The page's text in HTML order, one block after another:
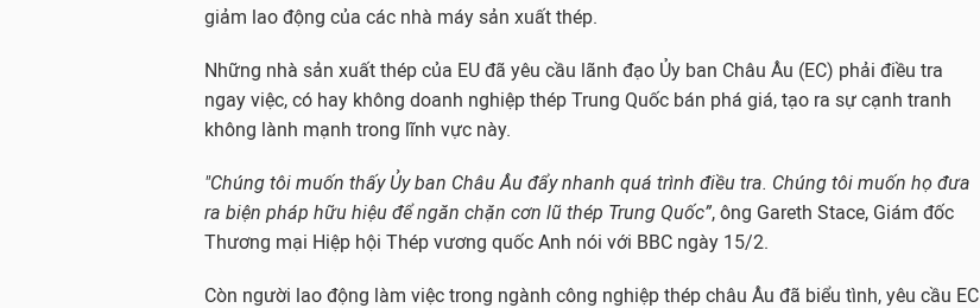
giảm lao động của các nhà máy sản xuất thép.
Những nhà sản xuất thép của EU đã yêu cầu lãnh đạo Ủy ban Châu Âu (EC) phải điều tra
ngay việc, có hay không doanh nghiệp thép Trung Quốc bán phá giá, tạo ra sự cạnh tranh
không lành mạnh trong lĩnh vực này.
"Chúng tôi muốn thấy Ủy ban Châu Âu đẩy nhanh quá trình điều tra. Chúng tôi muốn họ đưa
ra biện pháp hữu hiệu để ngăn chặn cơn lũ thép Trung Quốc”, ông Gareth Stace, Giám đốc
Thương mại Hiệp hội Thép vương quốc Anh nói với BBC ngày 15/2.
Còn người lao động làm việc trong ngành công nghiệp thép châu Âu đã biểu tình, yêu cầu EC